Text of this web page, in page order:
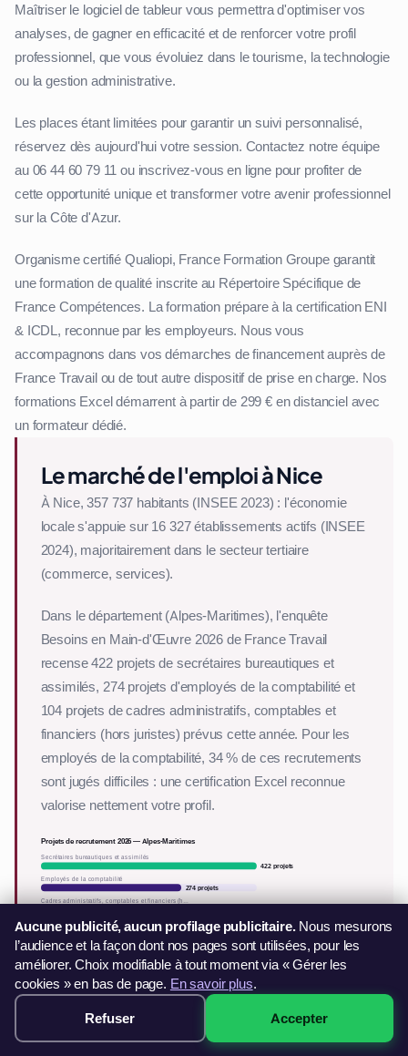
Maîtriser le logiciel de tableur vous permettra d'optimiser vos
analyses, de gagner en efficacité et de renforcer votre profil
professionnel, que vous évoluiez dans le tourisme, la technologie
ou la gestion administrative.
Les places étant limitées pour garantir un suivi personnalisé,
réservez dès aujourd'hui votre session. Contactez notre équipe
au 06 44 60 79 11 ou inscrivez-vous en ligne pour profiter de
cette opportunité unique et transformer votre avenir professionnel
sur la Côte d'Azur.
Organisme certifié Qualiopi, France Formation Groupe garantit
une formation de qualité inscrite au Répertoire Spécifique de
France Compétences. La formation prépare à la certification ENI
& ICDL, reconnue par les employeurs. Nous vous
accompagnons dans vos démarches de financement auprès de
France Travail ou de tout autre dispositif de prise en charge. Nos
formations Excel démarrent à partir de 299 € en distanciel avec
un formateur dédié.
Le marché de l'emploi à Nice
À Nice, 357 737 habitants (INSEE 2023) : l'économie
locale s'appuie sur 16 327 établissements actifs (INSEE
2024), majoritairement dans le secteur tertiaire
(commerce, services).
Dans le département (Alpes-Maritimes), l'enquête
Besoins en Main-d'Œuvre 2026 de France Travail
recense 422 projets de secrétaires bureautiques et
assimilés, 274 projets d'employés de la comptabilité et
104 projets de cadres administratifs, comptables et
financiers (hors juristes) prévus cette année. Pour les
employés de la comptabilité, 34 % de ces recrutements
sont jugés difficiles : une certification Excel reconnue
valorise nettement votre profil.
Projets de recrutement 2026 — Alpes-Maritimes
Secrétaires bureautiques et assimilés
422 projets
Employés de la comptabilité
274 projets
Cadres administratifs, comptables et financiers (h…
Notre formation Excel certifiante (ENI/ICDL), à 299 €,
se suit en visio ou en présentiel à Nice — inscription
directe, paiement en 3 fois sans frais, démarrage
Sources : INSEE (population 2023, établissements 2024) ; France
Travail, enquête Besoins en Main-d'Œuvre 2026 (Alpes-Maritimes).
299€ · Voir les sessions →
Aucune publicité, aucun profilage publicitaire.Nous mesurons
l’audience et la façon dont nos pages sont utilisées, pour les
améliorer. Choix modifiable à tout moment via « Gérer les
cookies » en bas de page. En savoir plus.
Refuser Accepter